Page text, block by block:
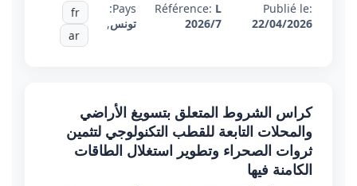
Publié le:
22/04/2026
Référence: L
2026/7
Pays:
تونس,
fr
ar
كراس الشروط المتعلق بتسويغ الأراضي
والمحلات التابعة للقطب التكنولوجي لتثمين
ثروات الصحراء وتطوير استغلال الطاقات
الكامنة فيها